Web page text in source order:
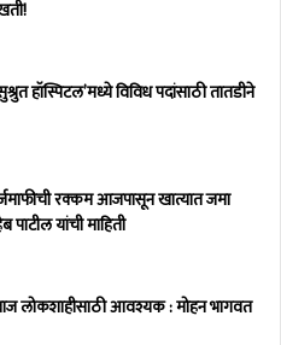
हॉस्पिटल’मध्ये विविध पदांसाठी तातडीने
रक्कम आजपासून खात्यात जमा
पाटील यांची माहिती
लोकशाहीसाठी आवश्यक : मोहन भागवत